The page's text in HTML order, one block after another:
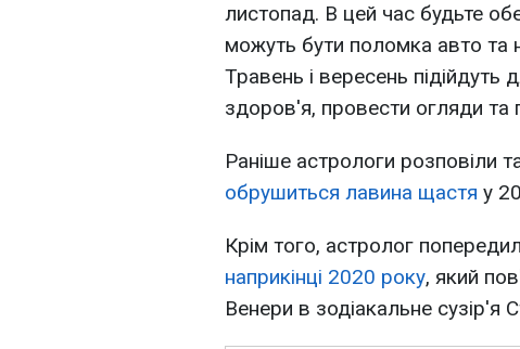
листопад. В цей час будьте
можуть бути поломка авто та
Травень і вересень
здоров'я, провести огляди та
Раніше астрологи розповіли
обрушиться лавина щастя у
Крім того, астролог
наприкінці 2020 року, який
Венери в зодіакальне сузір'я